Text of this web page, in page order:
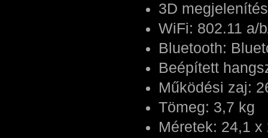
3D
WiFi: 802.11 a/
Bluetooth:
Beépített
Működési zaj:
Tömeg: 3,7 kg
Méretek: 24,1